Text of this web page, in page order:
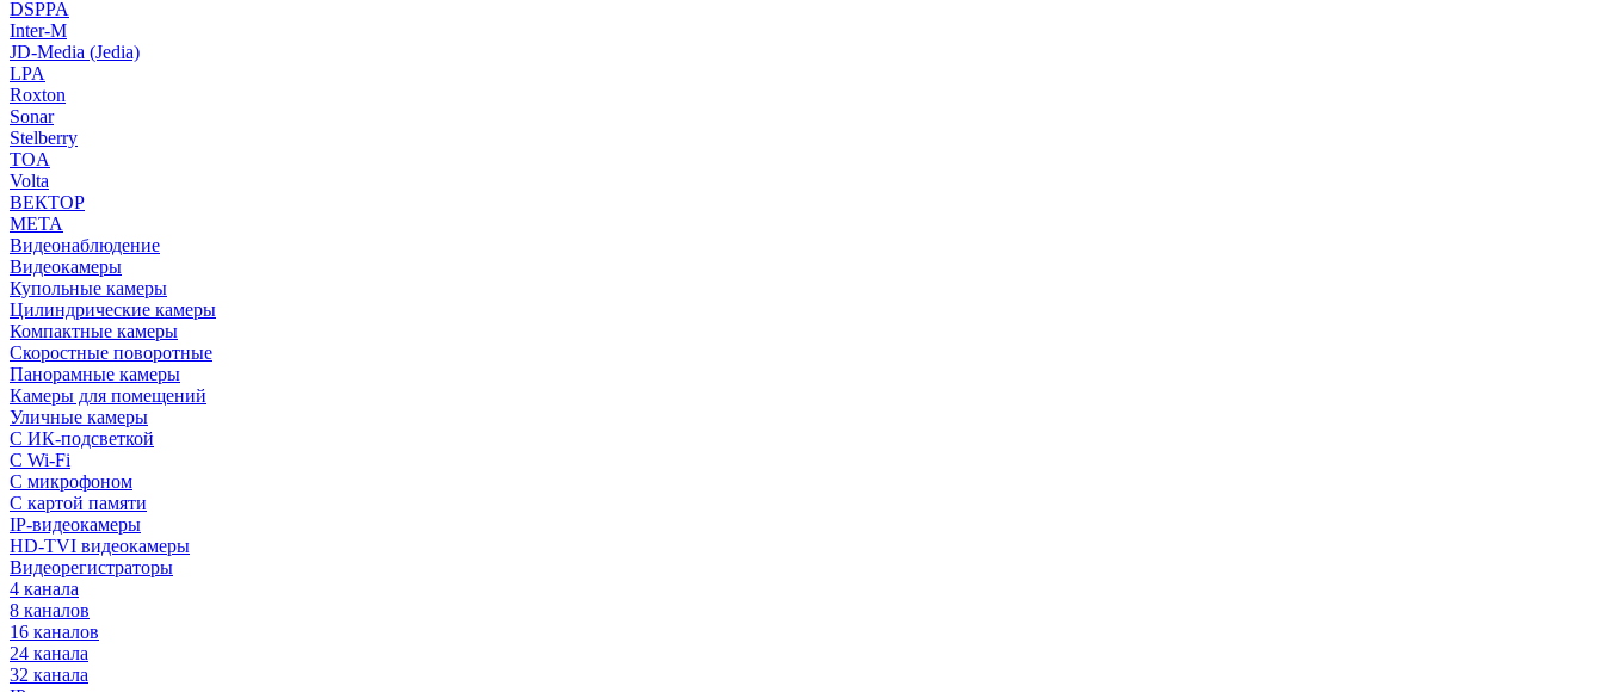
DSPPA
Inter-M
JD-Media (Jedia)
LPA
Roxton
Sonar
Stelberry
TOA
Volta
ВЕКТОР
МЕТА
Видеонаблюдение
Видеокамеры
Купольные камеры
Цилиндрические камеры
Компактные камеры
Скоростные поворотные
Панорамные камеры
Камеры для помещений
Уличные камеры
С ИК-подсветкой
С Wi-Fi
С микрофоном
С картой памяти
IP-видеокамеры
HD-TVI видеокамеры
Видеорегистраторы
4 канала
8 каналов
16 каналов
24 канала
32 канала